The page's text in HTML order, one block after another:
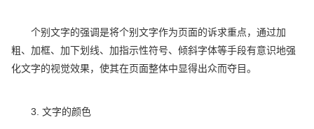
个别文字的强调是将个别文字作为页面的诉求重点，通过加
粗、加框、加下划线、加指示性符号、倾斜字体等手段有意识地强
化文字的视觉效果，使其在页面整体中显得出众而夺目。
3. 文字的颜色